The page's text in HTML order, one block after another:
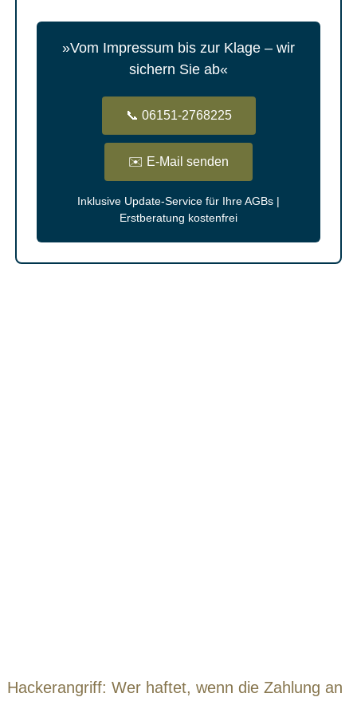
»Vom Impressum bis zur Klage – wir
sichern Sie ab«
📞 06151-2768225
✉️ E-Mail senden
Inklusive Update-Service für Ihre AGBs |
Erstberatung kostenfrei
Hackerangriff: Wer haftet, wenn die Zahlung an